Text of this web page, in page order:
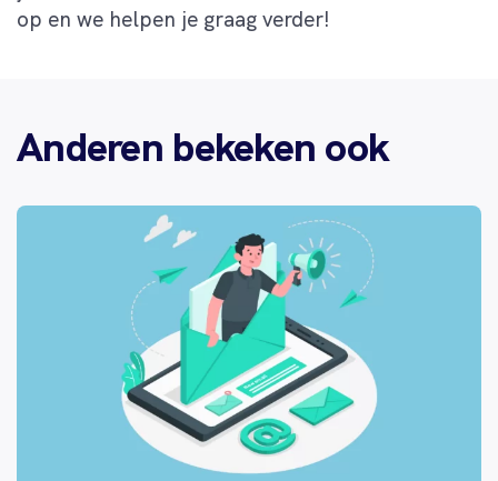
op en we helpen je graag verder!
Anderen bekeken ook